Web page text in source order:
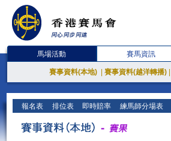
馬場活動 賽馬資訊
賽事資料(本地) 賽事資料(越洋轉播)
報名表 排位表 即時賠率 練馬師分場表